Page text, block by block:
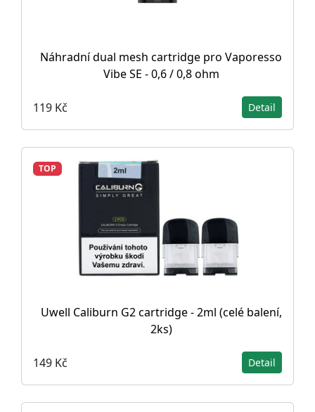
Náhradní dual mesh cartridge pro Vaporesso
Vibe SE - 0,6 / 0,8 ohm
119 Kč Detail
TOP
Uwell Caliburn G2 cartridge - 2ml (celé balení,
2ks)
149 Kč Detail